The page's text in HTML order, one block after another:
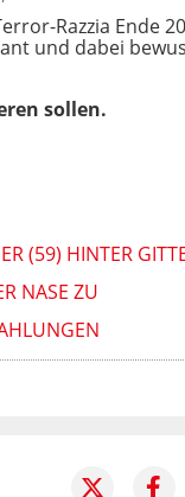
Razzia Ende
und dabei
sollen.
(59) HINTER
NASE ZU